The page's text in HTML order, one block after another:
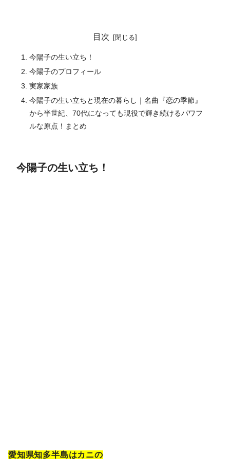
目次
今陽子の生い立ち！
今陽子のプロフィール
実家家族
今陽子の生い立ちと現在の暮らし｜名曲『恋の季節』
から半世紀、70代になっても現役で輝き続けるパワフ
ルな原点！まとめ
今陽子の生い立ち！
愛知県知多半島はカニの